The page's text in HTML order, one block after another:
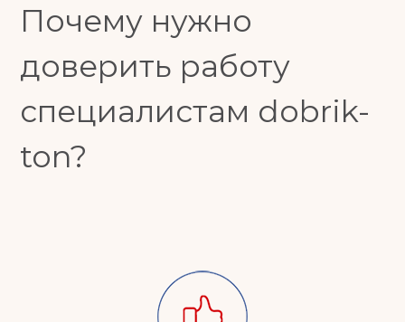
Почему нужно
доверить работу
специалистам dobrik-
ton?